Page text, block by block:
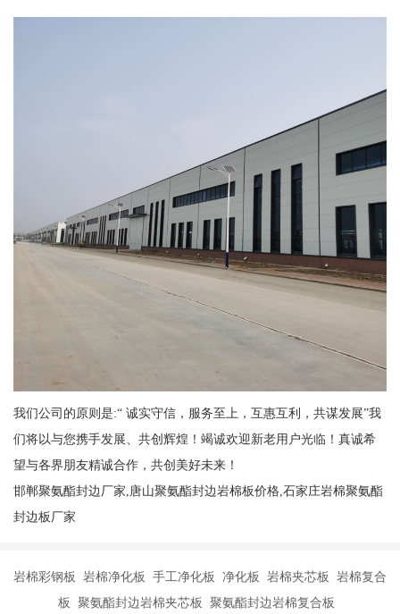
我们公司的原则是:“ 诚实守信，服务至上，互惠互利，共谋发展”我
们将以与您携手发展、共创辉煌！竭诚欢迎新老用户光临！真诚希
望与各界朋友精诚合作，共创美好未来！
邯郸聚氨酯封边厂家,唐山聚氨酯封边岩棉板价格,石家庄岩棉聚氨酯
封边板厂家
岩棉彩钢板 岩棉净化板 手工净化板 净化板 岩棉夹芯板 岩棉复合
板 聚氨酯封边岩棉夹芯板 聚氨酯封边岩棉复合板